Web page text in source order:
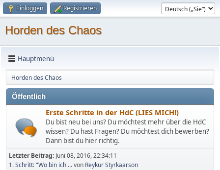
Einloggen Registrieren
Horden des Chaos
Hauptmenü
Horden des Chaos
Öffentlich
Erste Schritte in der HdC (LIES MICH!)
Du bist neu bei uns? Du möchtest mehr über die HdC
wissen? Du hast Fragen? Du möchtest dich bewerben?
Dann bist du hier richtig.
Letzter Beitrag: Juni 08, 2016, 22:34:11
1. Schritt: "Wo bin ich ...von Reykur Styrkaarson